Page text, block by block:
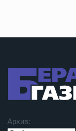
Архив: